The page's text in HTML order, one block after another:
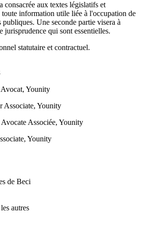
consacrée aux textes législatifs et
toute information utile liée à l'occupation de
publiques. Une seconde partie visera à
jurisprudence qui sont essentielles.
statutaire et contractuel.
Avocat, Younity
Associate, Younity
Avocate Associée, Younity
Younity
de Beci
autres